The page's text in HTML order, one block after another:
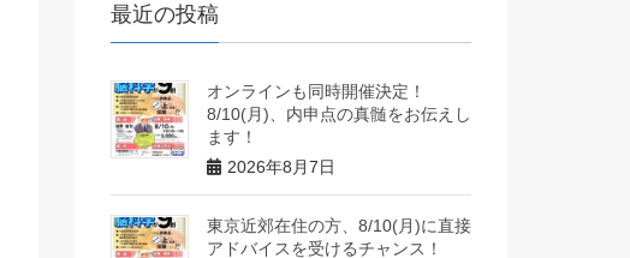
最近の投稿
オンラインも同時開催決定！
8/10(月)、内申点の真髄をお伝えし
ます！
2026年8月7日
東京近郊在住の方、8/10(月)に直接
アドバイスを受けるチャンス！